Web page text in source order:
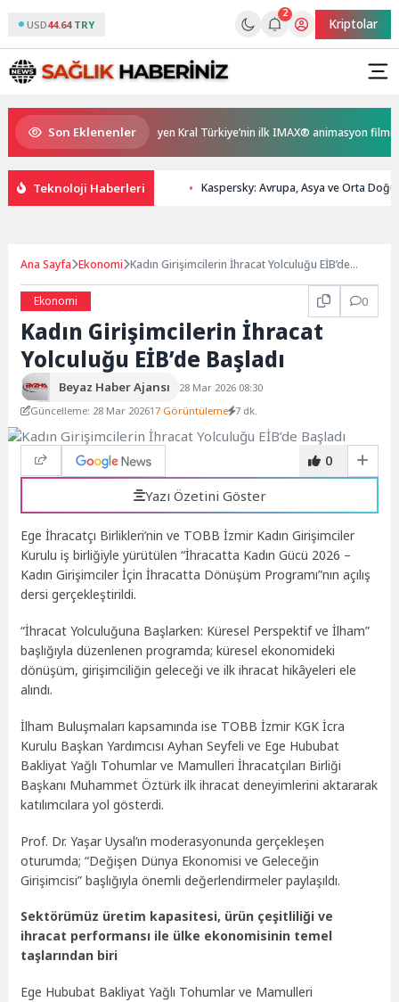
USD44.64 TRY
2
Kriptolar
Son Eklenenler
Gupi ve Gülmeyen Kral Türkiye’nin ilk IMAX® animasyon filmi
Teknoloji Haberleri Kaspersky: Avrupa, Asya ve Orta
Ana Sayfa Ekonomi Kadın Girişimcilerin İhracat Yolculuğu EİB’de
Ekonomi
0
Kadın Girişimcilerin İhracat
Yolculuğu EİB’de Başladı
Beyaz Haber Ajansı
28 Mar 2026 08:30
Güncelleme: 28 Mar 202617 Görüntüleme 7 dk.
0
Yazı Özetini Göster
Ege İhracatçı Birlikleri’nin ve TOBB İzmir Kadın Girişimciler
Kurulu iş birliğiyle yürütülen “İhracatta Kadın Gücü 2026 –
Kadın Girişimciler İçin İhracatta Dönüşüm Programı”nın açılış
dersi gerçekleştirildi.
“İhracat Yolculuğuna Başlarken: Küresel Perspektif ve İlham”
başlığıyla düzenlenen programda; küresel ekonomideki
dönüşüm, girişimciliğin geleceği ve ilk ihracat hikâyeleri ele
alındı.
İlham Buluşmaları kapsamında ise TOBB İzmir KGK İcra
Kurulu Başkan Yardımcısı Ayhan Seyfeli ve Ege Hububat
Bakliyat Yağlı Tohumlar ve Mamulleri İhracatçıları Birliği
Başkanı Muhammet Öztürk ilk ihracat deneyimlerini aktararak
katılımcılara yol gösterdi.
Prof. Dr. Yaşar Uysal’ın moderasyonunda gerçekleşen
oturumda; “Değişen Dünya Ekonomisi ve Geleceğin
Girişimcisi” başlığıyla önemli değerlendirmeler paylaşıldı.
Sektörümüz üretim kapasitesi, ürün çeşitliliği ve
ihracat performansı ile ülke ekonomisinin temel
taşlarından biri
Ege Hububat Bakliyat Yağlı Tohumlar ve Mamulleri